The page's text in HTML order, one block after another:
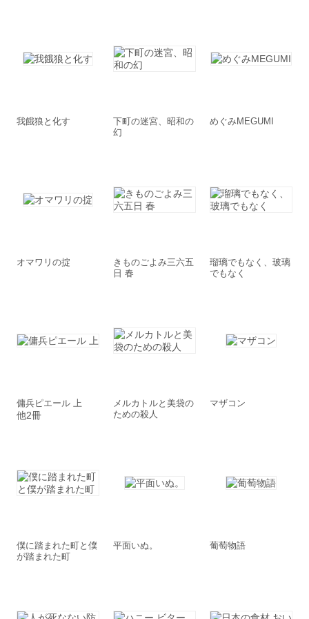
我餓狼と化す
下町の迷宮、昭和の
幻
めぐみMEGUMI
オマワリの掟
きものごよみ三六五
日 春
瑠璃でもなく、玻璃
でもなく
傭兵ピエール 上
他2冊
メルカトルと美袋の
ための殺人
マザコン
僕に踏まれた町と僕
が踏まれた町
平面いぬ。 葡萄物語